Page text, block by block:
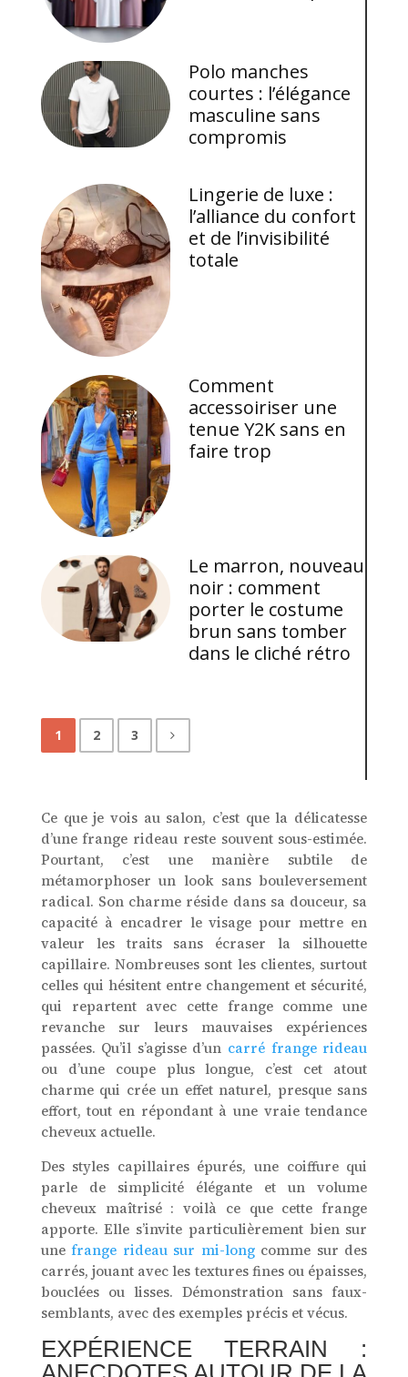
Polo manches
courtes : l’élégance
masculine sans
compromis
Lingerie de luxe :
l’alliance du confort
et de l’invisibilité
totale
Comment
accessoiriser une
tenue Y2K sans en
faire trop
Le marron, nouveau
noir : comment
porter le costume
brun sans tomber
dans le cliché rétro
1 2 3
Ce que je vois au salon, c’est que la délicatesse
d’une frange rideau reste souvent sous-estimée.
Pourtant, c’est une manière subtile de
métamorphoser un look sans bouleversement
radical. Son charme réside dans sa douceur, sa
capacité à encadrer le visage pour mettre en
valeur les traits sans écraser la silhouette
capillaire. Nombreuses sont les clientes, surtout
celles qui hésitent entre changement et sécurité,
qui repartent avec cette frange comme une
revanche sur leurs mauvaises expériences
passées. Qu’il s’agisse d’un carré frange rideau
ou d’une coupe plus longue, c’est cet atout
charme qui crée un effet naturel, presque sans
effort, tout en répondant à une vraie tendance
cheveux actuelle.
Des styles capillaires épurés, une coiffure qui
parle de simplicité élégante et un volume
cheveux maîtrisé : voilà ce que cette frange
apporte. Elle s’invite particulièrement bien sur
unefrange rideau sur mi-longcomme sur des
carrés, jouant avec les textures fines ou épaisses,
bouclées ou lisses. Démonstration sans faux-
semblants, avec des exemples précis et vécus.
EXPÉRIENCE TERRAIN :